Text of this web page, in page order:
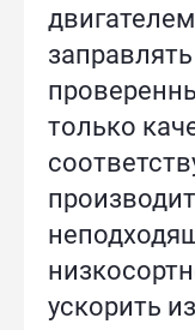
только
ускорить